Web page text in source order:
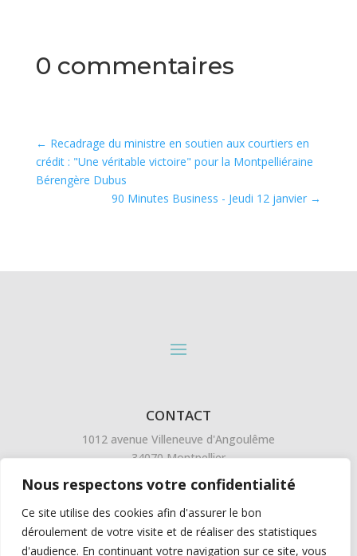
Nous respectons votre confidentialité
Ce site utilise des cookies afin d'assurer le bon
déroulement de votre visite et de réaliser des statistiques
d'audience. En continuant votre navigation sur ce site, vous
0 commentaires
← Recadrage du ministre en soutien aux courtiers en
crédit : "Une véritable victoire" pour la Montpelliéraine
Bérengère Dubus
90 Minutes Business - Jeudi 12 janvier →
CONTACT
1012 avenue Villeneuve d'Angoulême
34070 Montpellier
SUIVEZ L'ACTU EN DIRECT
SUR LINKEDIN